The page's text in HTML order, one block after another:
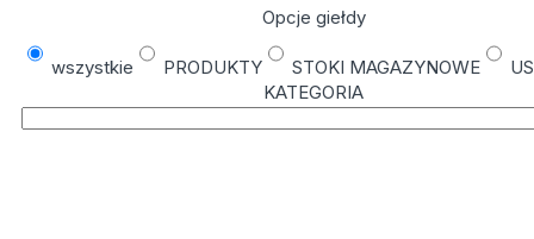
Opcje giełdy
wszystkie PRODUKTY STOKI MAGAZYNOWE
KATEGORIA